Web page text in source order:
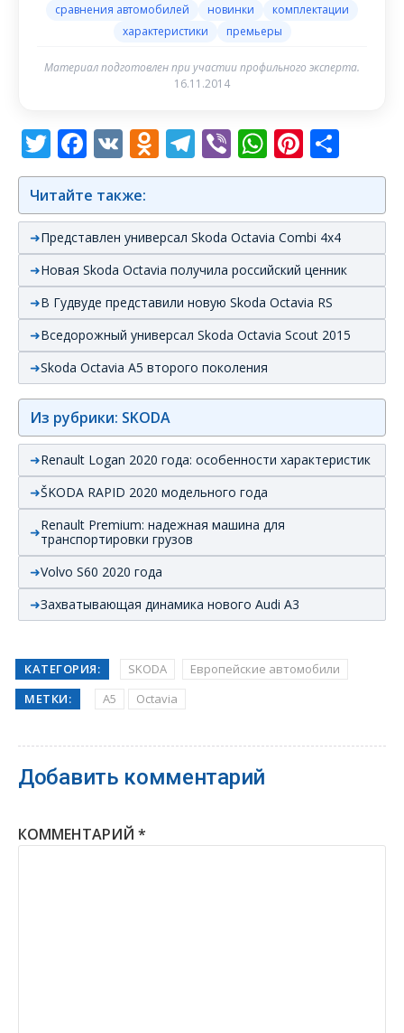
сравнения автомобилей
новинки
комплектации
характеристики
премьеры
Материал подготовлен при участии профильного эксперта.
16.11.2014
Twitter
Facebook
VK Odnoklassniki
Telegram
Viber
Читайте также:
Представлен универсал Skoda Octavia Combi 4x4
Новая Skoda Octavia получила российский ценник
В Гудвуде представили новую Skoda Octavia RS
Вседорожный универсал Skoda Octavia Scout 2015
Skoda Octavia А5 второго поколения
Из рубрики: SKODA
Renault Logan 2020 года: особенности характеристик
ŠKODA RAPID 2020 модельного года
Renault Premium: надежная машина для
транспортировки грузов
Volvo S60 2020 года
Захватывающая динамика нового Audi А3
КАТЕГОРИЯ: SKODA
Европейские автомобили
МЕТКИ:
A5 Octavia
Добавить комментарий
КОММЕНТАРИЙ *